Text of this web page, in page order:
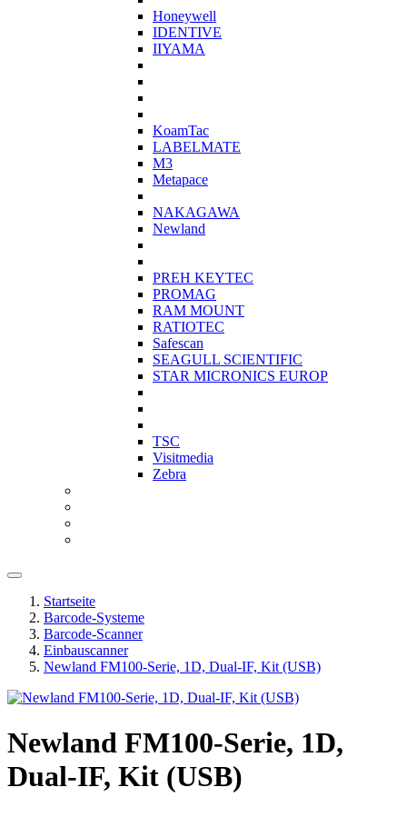
Honeywell
IDENTIVE
IIYAMA
KoamTac
LABELMATE
M3
Metapace
NAKAGAWA
Newland
PREH KEYTEC
PROMAG
RAM MOUNT
RATIOTEC
Safescan
SEAGULL SCIENTIFIC
STAR MICRONICS EUROP
TSC
Visitmedia
Zebra
Startseite
Barcode-Systeme
Barcode-Scanner
Einbauscanner
Newland FM100-Serie, 1D, Dual-IF, Kit (USB)
Newland FM100-Serie, 1D,
Dual-IF, Kit (USB)